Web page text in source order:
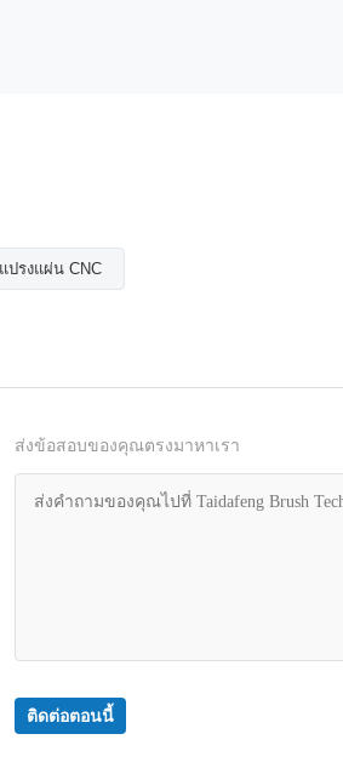
ปรงแผ่น CNC
ส่งข้อสอบของคุณตรงมาหาเรา
ติดต่อตอนนี้